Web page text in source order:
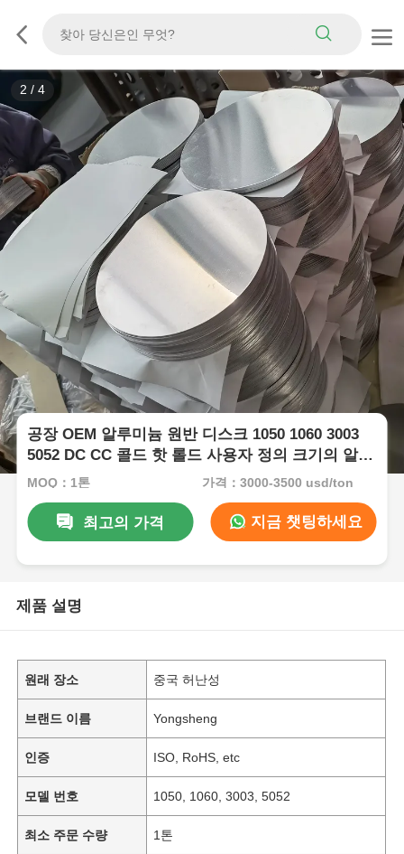
3 / 4
공장 OEM 알루미늄 원반 디스크 1050 1060 3003
5052 DC CC 콜드 핫 롤드 사용자 정의 크기의 알루
미늄 디스크
MOQ：1톤 가격：3000-3500 usd/ton
최고의 가격 지금 챗팅하세요
제품 설명
원래 장소 중국 허난성
브랜드 이름 Yongsheng
인증 ISO, RoHS, etc
모델 번호 1050, 1060, 3003, 5052
최소 주문 수량 1톤